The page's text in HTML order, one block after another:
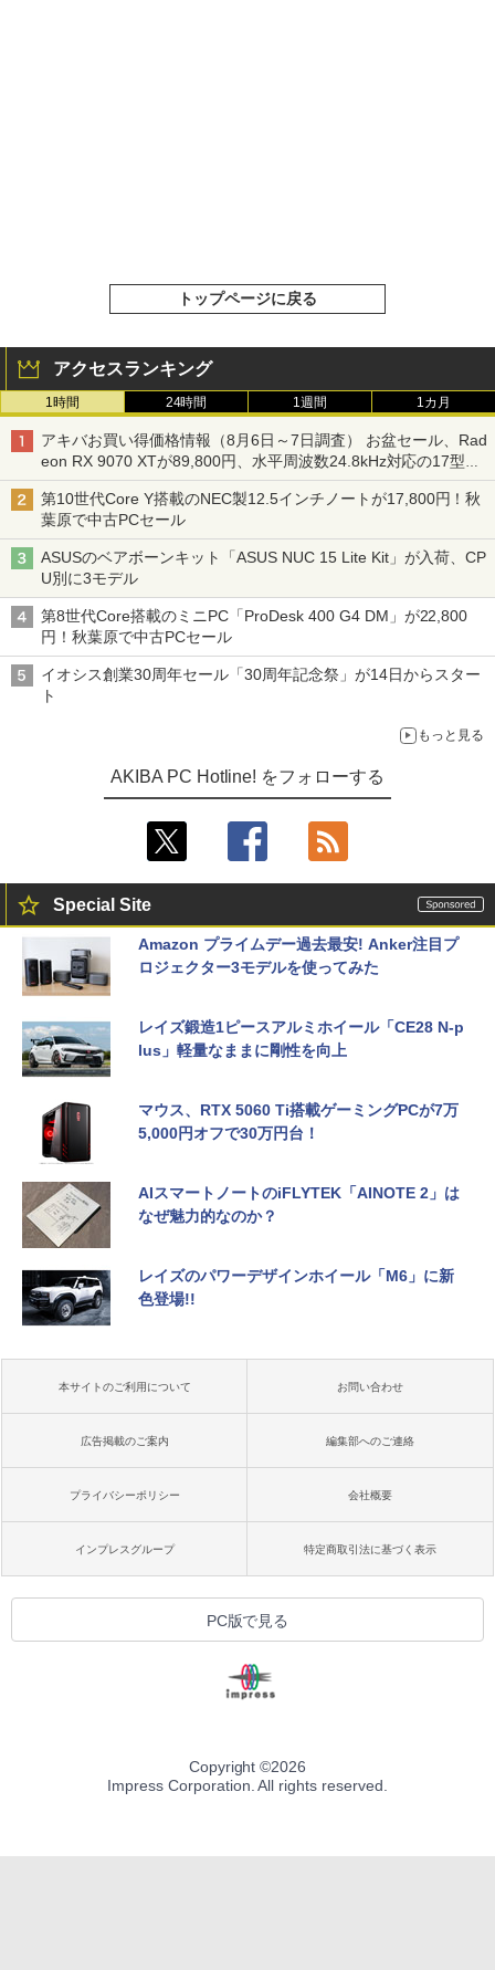
トップページに戻る
アクセスランキング
1時間 24時間 1週間 1カ月
アキバお買い得価格情報（8月6日～7日調査） お盆セール、Rad
eon RX 9070 XTが89,800円、水平周波数24.8kHz対応の17型モ
ニターが9,801円、暑さ指数連動セール ほか
第10世代Core Y搭載のNEC製12.5インチノートが17,800円！秋
葉原で中古PCセール
ASUSのベアボーンキット「ASUS NUC 15 Lite Kit」が入荷、CP
U別に3モデル
第8世代Core搭載のミニPC「ProDesk 400 G4 DM」が22,800
円！秋葉原で中古PCセール
イオシス創業30周年セール「30周年記念祭」が14日からスター
ト
もっと見る
AKIBA PC Hotline! をフォローする
Special Site
Amazon プライムデー過去最安! Anker注目プ
ロジェクター3モデルを使ってみた
レイズ鍛造1ピースアルミホイール「CE28 N-p
lus」軽量なままに剛性を向上
マウス、RTX 5060 Ti搭載ゲーミングPCが7万
5,000円オフで30万円台！
AIスマートノートのiFLYTEK「AINOTE 2」は
なぜ魅力的なのか？
レイズのパワーデザインホイール「M6」に新
色登場!!
本サイトのご利用について お問い合わせ
広告掲載のご案内 編集部へのご連絡
プライバシーポリシー 会社概要
インプレスグループ 特定商取引法に基づく表示
PC版で見る
Copyright ©2026
Impress Corporation. All rights reserved.